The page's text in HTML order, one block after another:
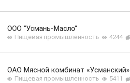
OOO "Усмань-Масло"
Пищевая промышленность 4244
ОАО Мясной комбинат «Усманский»
Пищевая промышленность 5411